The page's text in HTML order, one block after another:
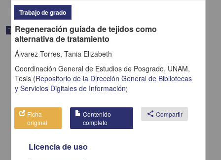
Trabajo de grado
Trabajo de grado
Regeneración guiada de tejidos como
alternativa de tratamiento
Álvarez Torres, Tania Elizabeth
Coordinación General de Estudios de Posgrado, UNAM,
Tesis (Repositorio de la Dirección General de Bibliotecas
y Servicios Digitales de Información)
Ficha
original
Contenido
completo
share Compartir
Licencia de uso